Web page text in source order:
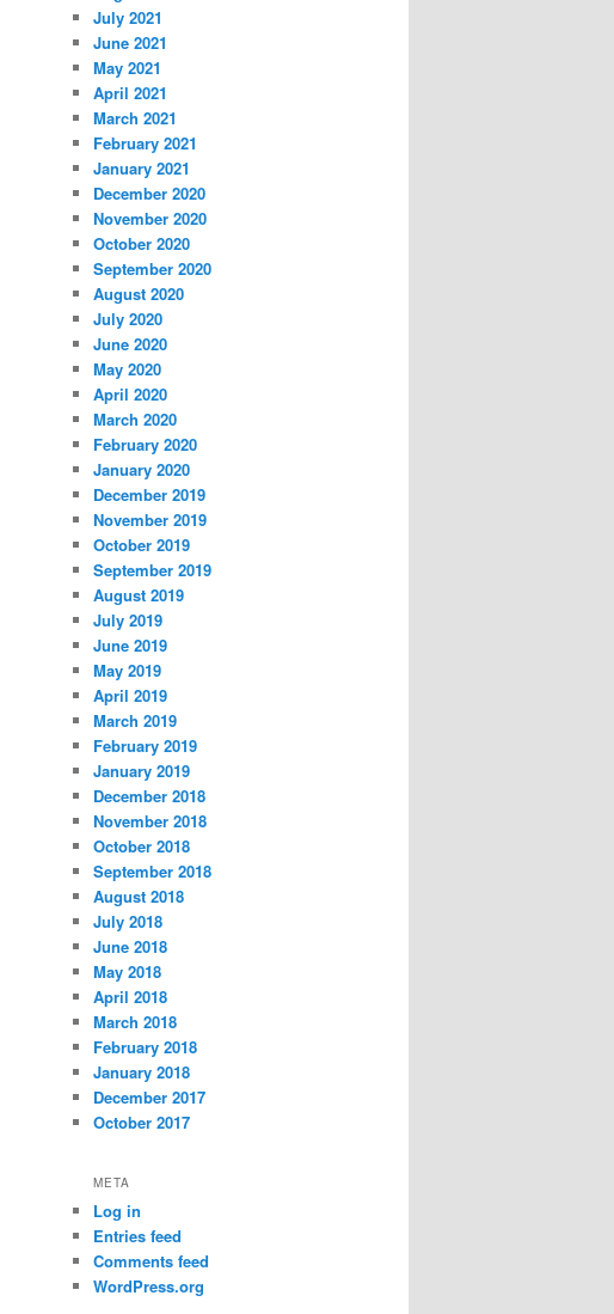
July 2021
June 2021
May 2021
April 2021
March 2021
February 2021
January 2021
December 2020
November 2020
October 2020
September 2020
August 2020
July 2020
June 2020
May 2020
April 2020
March 2020
February 2020
January 2020
December 2019
November 2019
October 2019
September 2019
August 2019
July 2019
June 2019
May 2019
April 2019
March 2019
February 2019
January 2019
December 2018
November 2018
October 2018
September 2018
August 2018
July 2018
June 2018
May 2018
April 2018
March 2018
February 2018
January 2018
December 2017
October 2017
META
Log in
Entries feed
Comments feed
WordPress.org